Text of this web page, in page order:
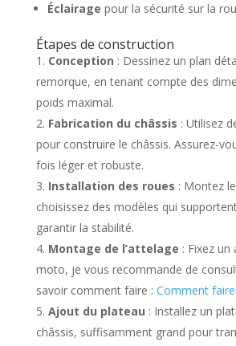
Éclairage pour la sécurité sur la
Étapes de construction
Conception : Dessinez un plan
remorque, en tenant compte des
poids maximal.
Fabrication du châssis : Utilisez
pour construire le châssis. Assurez-
fois léger et robuste.
Installation des roues : Montez
choisissez des modèles qui
garantir la stabilité.
Montage de l’attelage : Fixez
moto, je vous recommande de
savoir comment faire : Comment
Ajout du plateau : Installez un
châssis, suffisamment grand pour